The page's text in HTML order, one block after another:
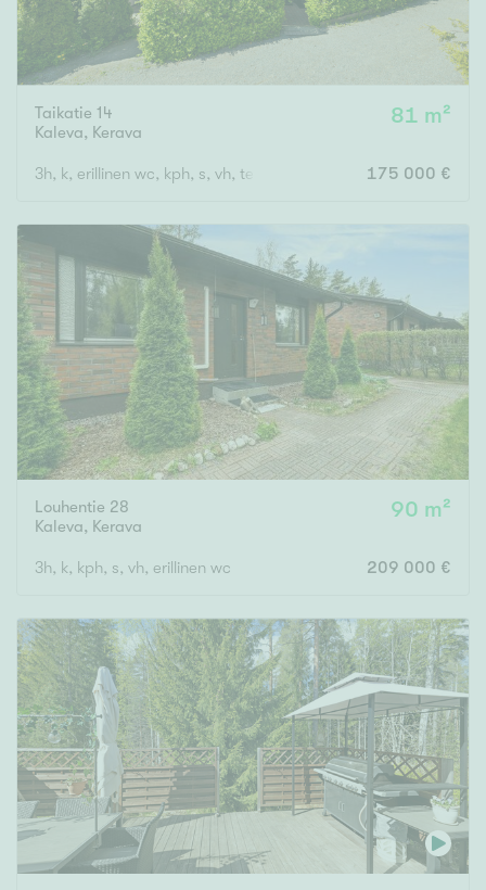
Taikatie 14
Kaleva, Kerava
81 m²
3h, k, erillinen wc, kph, s, vh, terassi 175 000 €
Louhentie 28
Kaleva, Kerava
90 m²
3h, k, kph, s, vh, erillinen wc 209 000 €